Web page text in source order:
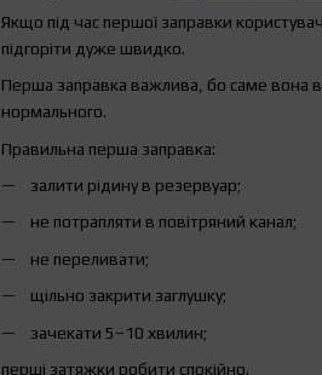
Якщо під час першої заправки
підгоріти дуже швидко.
Перша заправка важлива, бо саме вона
нормального.
Правильна перша заправка:
залити рідину в резервуар;
не потрапляти в повітряний канал;
не переливати;
щільно закрити заглушку;
зачекати 5–10 хвилин;
перші затяжки робити спокійно.